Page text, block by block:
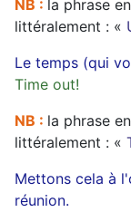
NB : la phrase
littéralement : «
Le temps (qui
Time out!
NB : la phrase
littéralement : «
Mettons cela à
réunion.